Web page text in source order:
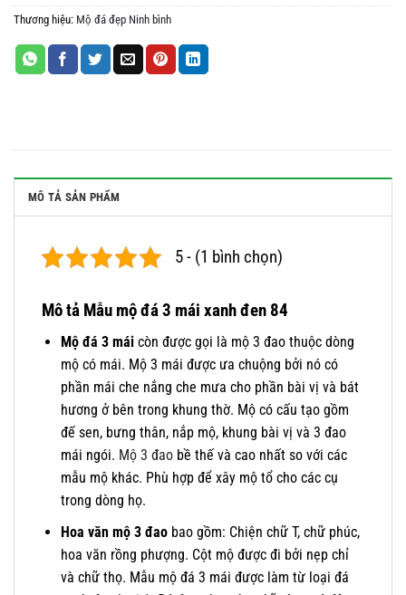
Thương hiệu: Mộ đá đẹp Ninh bình
MÔ TẢ SẢN PHẨM
5 - (1 bình chọn)
Mô tả Mẫu mộ đá 3 mái xanh đen 84
Mộ đá 3 máicòn được gọi là mộ 3 đao thuộc dòng
mộ có mái. Mộ 3 mái được ưa chuộng bởi nó có
phần mái che nắng che mưa cho phần bài vị và bát
hương ở bên trong khung thờ. Mộ có cấu tạo gồm
đế sen, bưng thân, nắp mộ, khung bài vị và 3 đao
mái ngói. Mộ 3 đaobề thế và cao nhất so với các
mẫu mộ khác. Phù hợp để xây mộ tổ cho các cụ
trong dòng họ.
Hoa văn mộ 3 đaobao gồm: Chiện chữ T, chữ phúc,
hoa văn rồng phượng. Cột mộ được đi bởi nẹp chỉ
và chữ thọ. Mẫu mộ đá 3 mái được làm từ loại đá